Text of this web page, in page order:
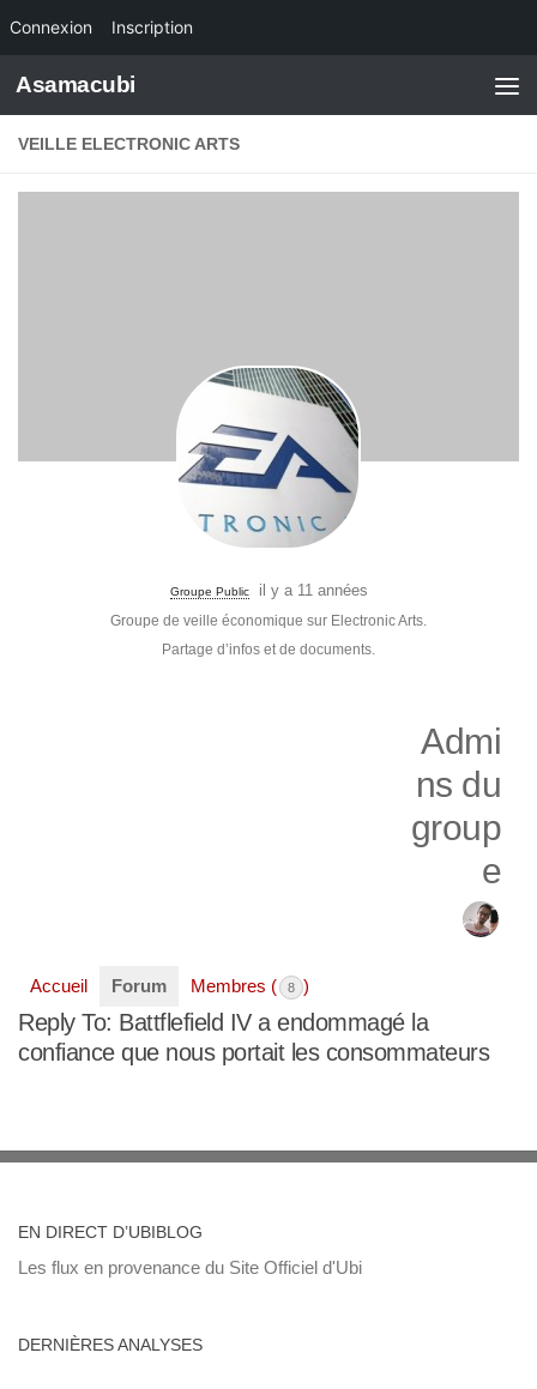
Connexion Inscription
Skip to content
Asamacubi
VEILLE ELECTRONIC ARTS
Groupe Public il y a 11 années
Groupe de veille économique sur Electronic Arts.
Partage d’infos et de documents.
Admi
ns du
group
e
Accueil Forum Membres ( 8 )
Reply To: Battflefield IV a endommagé la
confiance que nous portait les consommateurs
EN DIRECT D’UBIBLOG
Les flux en provenance du Site Officiel d'Ubi
DERNIÈRES ANALYSES